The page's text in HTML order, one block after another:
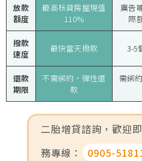
放款
額度
最高核貸房屋現值
110%
廣告
際
撥款
速度
最快當天撥款 3-5
還款
期限
不需綁約，彈性還
款
需綁
二胎增貸諮詢，歡迎
務專線：
0905-